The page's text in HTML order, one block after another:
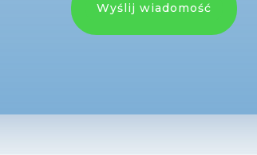
Wyślij wiadomość